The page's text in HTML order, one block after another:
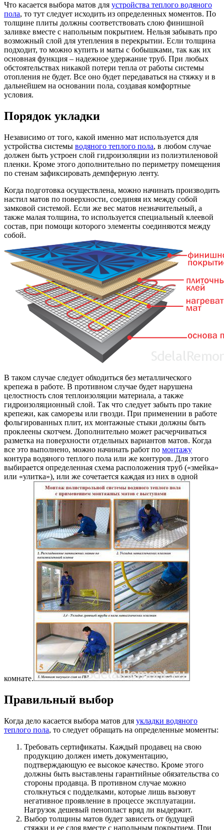
Что касается выбора матов для устройства теплого водяного
пола, то тут следует исходить из определенных моментов. По
толщине плиты должны соответствовать слою финишной
заливке вместе с напольным покрытием. Нельзя забывать про
возможный слой для утепления в перекрытии. Если толщина
подходит, то можно купить и маты с бобышками, так как их
основная функция – надежное удержание труб. При любых
обстоятельствах никакой потери тепла от работы системы
отопления не будет. Все оно будет передаваться на стяжку и в
дальнейшем на основании пола, создавая комфортные
условия.
Порядок укладки
Независимо от того, какой именно мат используется для
устройства системы водяного теплого пола, в любом случае
должен быть устроен слой гидроизоляции из полиэтиленовой
пленки. Кроме этого дополнительно по периметру помещения
по стенам зафиксировать демпферную ленту.
Когда подготовка осуществлена, можно начинать производить
настил матов по поверхности, соединяя их между собой
замковой системой. Если же вес матов незначительный, а
также малая толщина, то используется специальный клеевой
состав, при помощи которого элементы соединяются между
собой.
В таком случае следует обходиться без металлического
крепежа в работе. В противном случае будет нарушена
целостность слоя теплоизоляции материала, а также
гидроизоляционный слой. Так что следует забыть про такие
крепежи, как саморезы или гвозди. При применении в работе
фольгированных плит, их монтажные стыки должны быть
проклеены скотчем. Дополнительно может расчерчиваться
разметка на поверхности отдельных вариантов матов. Когда
все это выполнено, можно начинать работ по монтажу
контура водяного теплого пола или же контуров. Для этого
выбирается определенная схема расположения труб («змейка»
или «улитка»), или же сочетается каждая из них в одной
комнате.
Правильный выбор
Когда дело касается выбора матов для укладки водяного
теплого пола, то следует обращать на определенные моменты:
Требовать сертификаты. Каждый продавец на свою
продукцию должен иметь документацию,
подтверждающую ее высокое качество. Кроме этого
должны быть выставлены гарантийные обязательства со
стороны продавца. В противном случае можно
столкнуться с подделками, которые лишь вызовут
негативное проявление в процессе эксплуатации.
Нагрузок дешевый пенопласт вряд ли выдержит.
Выбор толщины матов будет зависеть от будущей
стяжки и ее слоя вместе с напольным покрытием. При